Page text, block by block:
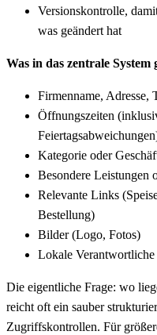
Versionskontrolle,
was geändert hat
Was in das zentrale System
Firmenname, Adresse,
Öffnungszeiten
Kategorie oder
Besondere Leistungen
Relevante Links
Bestellung)
Bilder (Logo, Fotos)
Lokale Verantwortliche
Die eigentliche Frage: wo
reicht oft ein sauber
Zugriffskontrollen. Für